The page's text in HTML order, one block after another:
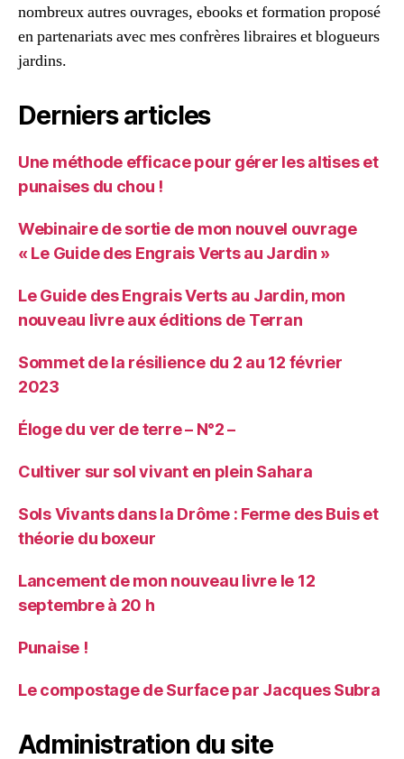
nombreux autres ouvrages, ebooks et formation proposé
en partenariats avec mes confrères libraires et blogueurs
jardins.
Derniers articles
Une méthode efficace pour gérer les altises et
punaises du chou !
Webinaire de sortie de mon nouvel ouvrage
« Le Guide des Engrais Verts au Jardin »
Le Guide des Engrais Verts au Jardin, mon
nouveau livre aux éditions de Terran
Sommet de la résilience du 2 au 12 février
2023
Éloge du ver de terre – N°2 –
Cultiver sur sol vivant en plein Sahara
Sols Vivants dans la Drôme : Ferme des Buis et
théorie du boxeur
Lancement de mon nouveau livre le 12
septembre à 20 h
Punaise !
Le compostage de Surface par Jacques Subra
Administration du site